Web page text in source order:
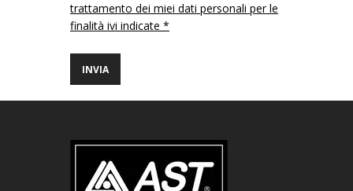
trattamento dei miei dati personali per le
finalità ivi indicate *